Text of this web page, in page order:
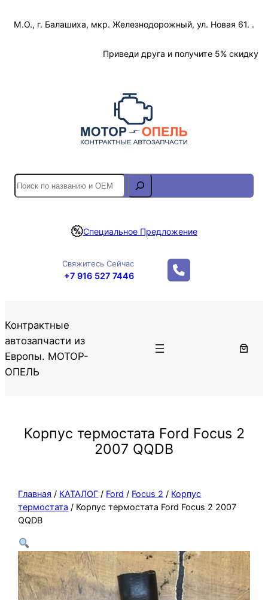
М.О., г. Балашиха, мкр. Железнодорожный, ул. Новая 61. .
Приведи друга и получите 5% скидку
S
e
r
Специальное Предложение
Свяжитесь Сейчас
+7 916 527 7446
Контрактные
автозапчасти из
Европы. МОТОР-
ОПЕЛЬ
Корпус термостата Ford Focus 2
2007 QQDB
Главная / КАТАЛОГ / Ford / Focus 2 / Корпус
термостата / Корпус термостата Ford Focus 2 2007
QQDB